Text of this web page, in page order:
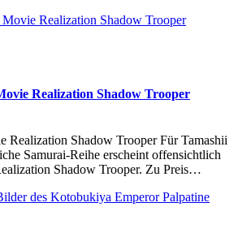
Realization Shadow Trooper
Realization Shadow Trooper Für Tamashii
Samurai-Reihe erscheint offensichtlich
Shadow Trooper. Zu Preis…